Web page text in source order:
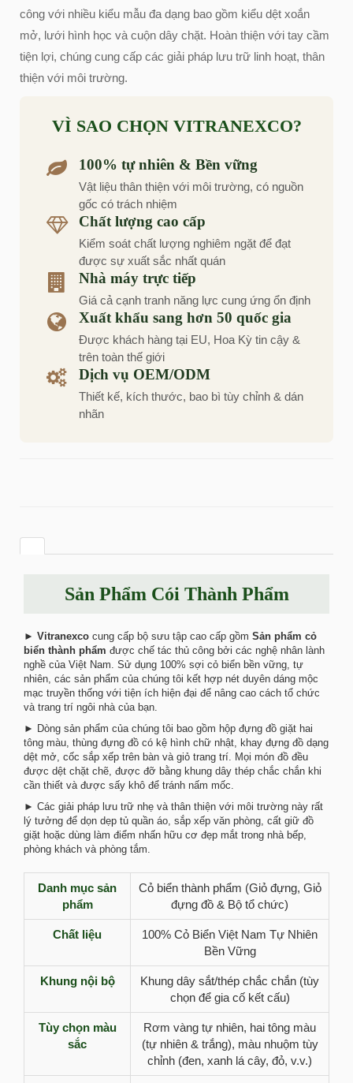
công với nhiều kiểu mẫu đa dạng bao gồm kiểu dệt xoắn
mở, lưới hình học và cuộn dây chặt. Hoàn thiện với tay cầm
tiện lợi, chúng cung cấp các giải pháp lưu trữ linh hoạt, thân
thiện với môi trường.
VÌ SAO CHỌN VITRANEXCO?
100% tự nhiên & Bền vững
Vật liệu thân thiện với môi trường, có nguồn
gốc có trách nhiệm
Chất lượng cao cấp
Kiểm soát chất lượng nghiêm ngặt để đạt
được sự xuất sắc nhất quán
Nhà máy trực tiếp
Giá cả cạnh tranh năng lực cung ứng ổn định
Xuất khẩu sang hơn 50 quốc gia
Được khách hàng tại EU, Hoa Kỳ tin cậy &
trên toàn thế giới
Dịch vụ OEM/ODM
Thiết kế, kích thước, bao bì tùy chỉnh & dán
nhãn
Sản Phẩm Cói Thành Phẩm
► Vitranexco cung cấp bộ sưu tập cao cấp gồm Sản phẩm cỏ
biển thành phẩm được chế tác thủ công bởi các nghệ nhân lành
nghề của Việt Nam. Sử dụng 100% sợi cỏ biển bền vững, tự
nhiên, các sản phẩm của chúng tôi kết hợp nét duyên dáng mộc
mạc truyền thống với tiện ích hiện đại để nâng cao cách tổ chức
và trang trí ngôi nhà của bạn.
► Dòng sản phẩm của chúng tôi bao gồm hộp đựng đồ giặt hai
tông màu, thùng đựng đồ có kệ hình chữ nhật, khay đựng đồ dạng
dệt mở, cốc sắp xếp trên bàn và giỏ trang trí. Mọi món đồ đều
được dệt chặt chẽ, được đỡ bằng khung dây thép chắc chắn khi
cần thiết và được sấy khô để tránh nấm mốc.
► Các giải pháp lưu trữ nhẹ và thân thiện với môi trường này rất
lý tưởng để dọn dẹp tủ quần áo, sắp xếp văn phòng, cất giữ đồ
giặt hoặc dùng làm điểm nhấn hữu cơ đẹp mắt trong nhà bếp,
phòng khách và phòng tắm.
Danh mục sản
phẩm
Cỏ biển thành phẩm (Giỏ đựng, Giỏ
đựng đồ & Bộ tổ chức)
Chất liệu
100% Cỏ Biển Việt Nam Tự Nhiên
Bền Vững
Khung nội bộ
Khung dây sắt/thép chắc chắn (tùy
chọn để gia cố kết cấu)
Tùy chọn màu
sắc
Rơm vàng tự nhiên, hai tông màu
(tự nhiên & trắng), màu nhuộm tùy
chỉnh (đen, xanh lá cây, đỏ, v.v.)